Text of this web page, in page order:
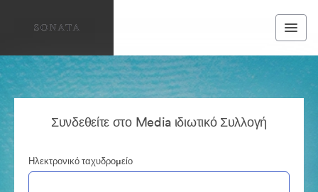
Συνδεθείτε στο Media ιδιωτικό Συλλογή
Ηλεκτρονικό ταχυδρομείο